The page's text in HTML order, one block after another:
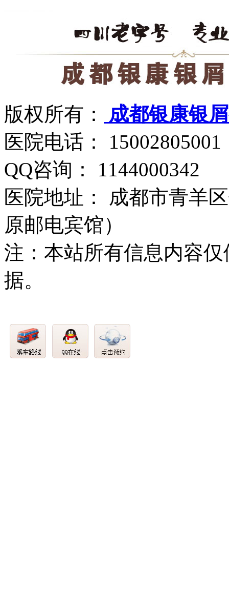
版权所有：
成都银康银
医院电话： 15002805001
QQ咨询： 1144000342
医院地址： 成都市青羊
原邮电宾馆）
注：本站所有信息内容
据。